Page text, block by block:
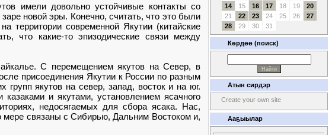
имели довольно устойчивые контакты со
новой эры. Конечно, считать, что это были
территории современной Якутии (китайские
что какие-то эпизодические связи между
С перемещением якутов на Север, в
присоединения Якутии к России по разным
якутов на север, запад, восток и на юг.
и якутами, установлением ясачного
недосягаемых для сбора ясака. Нас,
мере связаны с Сибирью, Дальним Востоком и,
14
15 16 17 18 19
20
21
22 23 24 25 26
27
28
29 30 31
Көрдөө (поиск)
Атын сирдэр
Create your own site
Ааҕыылар